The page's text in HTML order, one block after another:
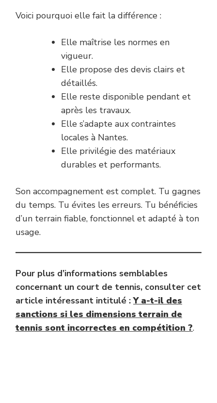
Voici pourquoi elle fait la différence :
Elle maîtrise les normes en
vigueur.
Elle propose des devis clairs et
détaillés.
Elle reste disponible pendant et
après les travaux.
Elle s’adapte aux contraintes
locales à Nantes.
Elle privilégie des matériaux
durables et performants.
Son accompagnement est complet. Tu gagnes
du temps. Tu évites les erreurs. Tu bénéficies
d’un terrain fiable, fonctionnel et adapté à ton
usage.
Pour plus d’informations semblables
concernant un court de tennis, consulter cet
article intéressant intitulé :Y a-t-il des
sanctions si les dimensions terrain de
tennis sont incorrectes en compétition ?.